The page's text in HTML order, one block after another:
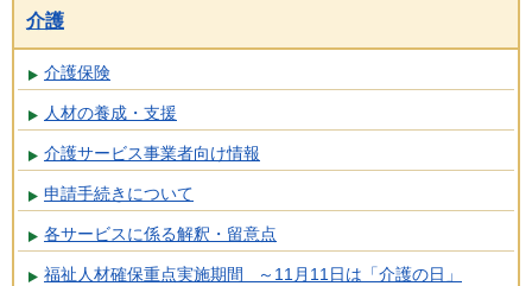
介護
介護保険
人材の養成・支援
介護サービス事業者向け情報
申請手続きについて
各サービスに係る解釈・留意点
福祉人材確保重点実施期間 ～11月11日は「介護の日」